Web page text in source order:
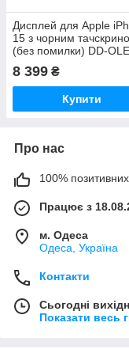
Дисплей для Apple
15 з чорним
(без помилки) DD-
8 399 ₴
Купити
Про нас
100% позитивних
Працює з
м. Одеса
Одеса, Україна
Контакти
Сьогодні
Показати весь